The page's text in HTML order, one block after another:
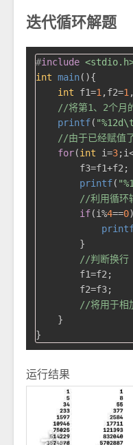
迭代循环解题
#include
int main(){
int f1=1 ,f2=1
//将第1、2个月
printf(
//由于已经赋值
for(int i=3
        f3=f1+f2;
printf(
//利用循环
if(i%4==0
        }
//判断换行
        f1=f2;
        f2=f3;
//将用于相
    }
运行结果